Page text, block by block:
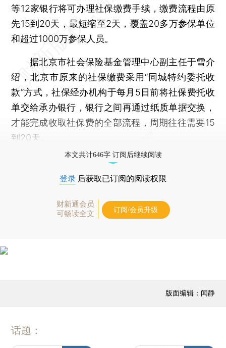
等12家银行将可办理社保缴费手续，缴费流程由原
先15到20天，最短缩至2天，覆盖20多万参保单位
和超过1000万参保人员。
据北京市社会保险基金管理中心副主任于雪介
绍，北京市原来的社保缴费采用“同城特约委托收
款”方式，社保经办机构于每月5日前将社保费托收
单交给承办银行，银行之间再通过纸质单据交换，
才能完成收取社保费的全部流程，周期往往需要15
到20天。
本文共计646字 订阅后继续阅读
登录 后获取已订阅的阅读权限
财新通会员
可畅读全文
订阅/会员升级
版面编辑：闻静
话题：